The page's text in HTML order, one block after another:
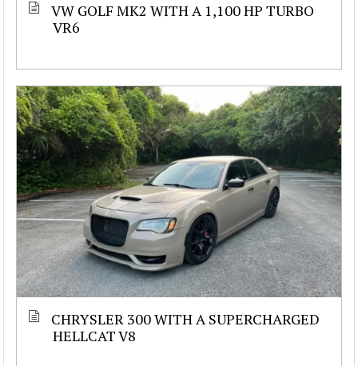
VW GOLF MK2 WITH A 1,100 HP TURBO
VR6
CHRYSLER 300 WITH A SUPERCHARGED
HELLCAT V8